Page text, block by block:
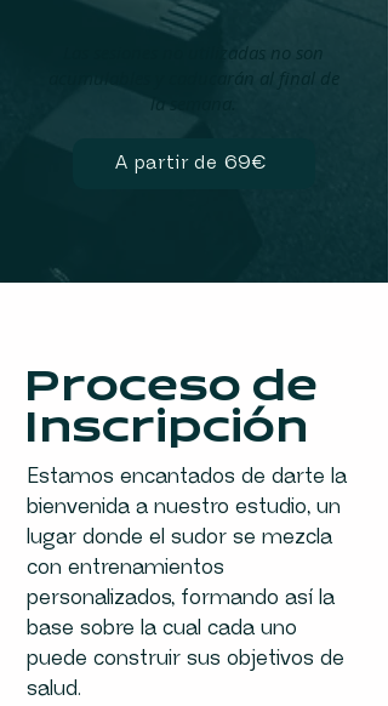
Las sesiones no utilizadas no son
acumulables y caducarán al final de
A partir de 69€
Proceso de
Inscripción
Estamos encantados de darte la
bienvenida a nuestro estudio, un
lugar donde el sudor se mezcla
con entrenamientos
personalizados, formando así la
base sobre la cual cada uno
puede construir sus objetivos de
salud.